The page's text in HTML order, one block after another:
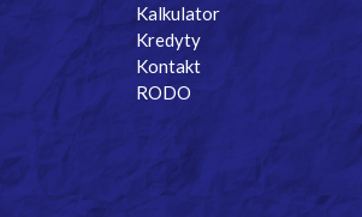
Kalkulator
Kredyty
Kontakt
RODO